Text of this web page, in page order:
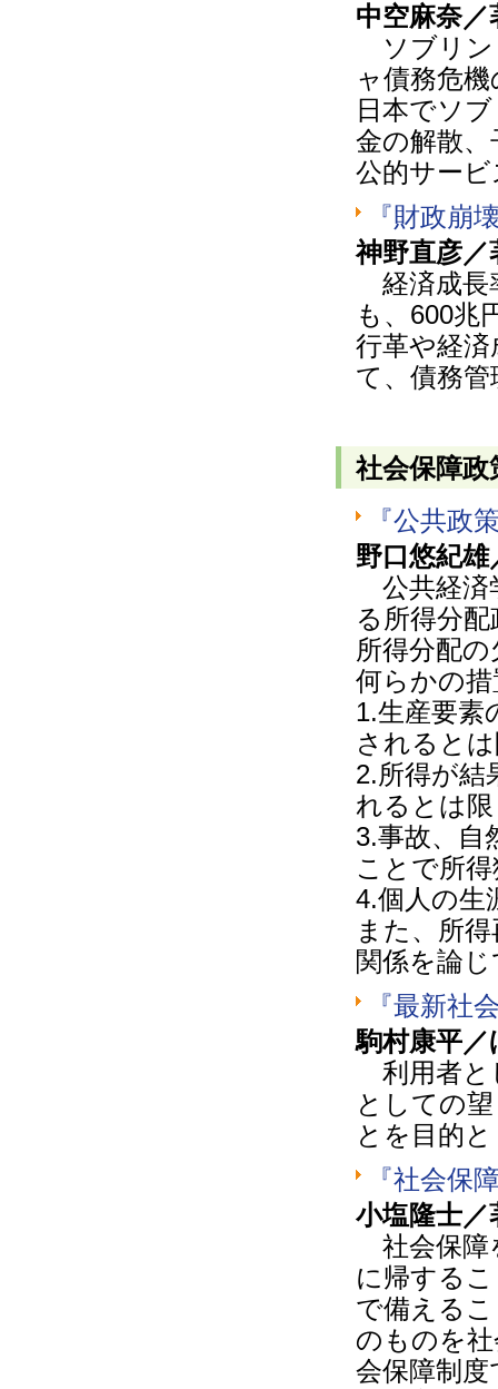
中空麻奈
ソブリン
ャ債務危
日本でソ
金の解散
公的サー
『財政崩
神野直彦
経済成長
も、600兆
行革や経
て、債務
社会保障政
『公共政
野口悠紀
公共経済
る所得分
所得分配
何らかの
1.生産要素
されると
2.所得が結
れるとは
3.事故、自
ことで所
4.個人の生
また、所
関係を論
『最新社
駒村康平
利用者と
としての
とを目的
『社会保
小塩隆士
社会保障
に帰する
で備える
のものを
会保障制